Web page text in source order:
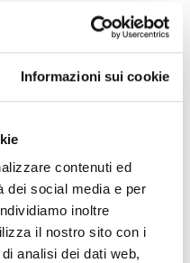
Informazioni sui cookie
contenuti ed
dei social media e per
inoltre
il nostro sito con i
analisi dei dati web,